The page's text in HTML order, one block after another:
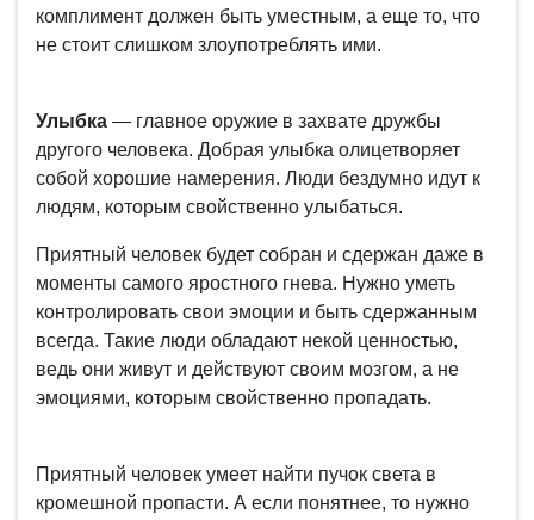
комплимент должен быть уместным, а еще то, что
не стоит слишком злоупотреблять ими.
Улыбка — главное оружие в захвате дружбы
другого человека. Добрая улыбка олицетворяет
собой хорошие намерения. Люди бездумно идут к
людям, которым свойственно улыбаться.
Приятный человек будет собран и сдержан даже в
моменты самого яростного гнева. Нужно уметь
контролировать свои эмоции и быть сдержанным
всегда. Такие люди обладают некой ценностью,
ведь они живут и действуют своим мозгом, а не
эмоциями, которым свойственно пропадать.
Приятный человек умеет найти пучок света в
кромешной пропасти. А если понятнее, то нужно